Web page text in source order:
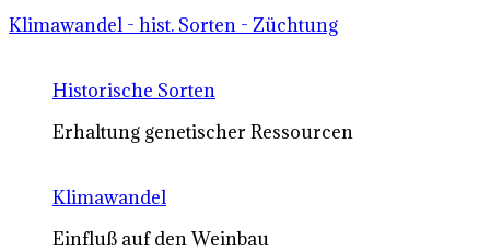
Klimawandel - hist. Sorten - Züchtung
Historische Sorten
Erhaltung genetischer Ressourcen
Klimawandel
Einfluß auf den Weinbau